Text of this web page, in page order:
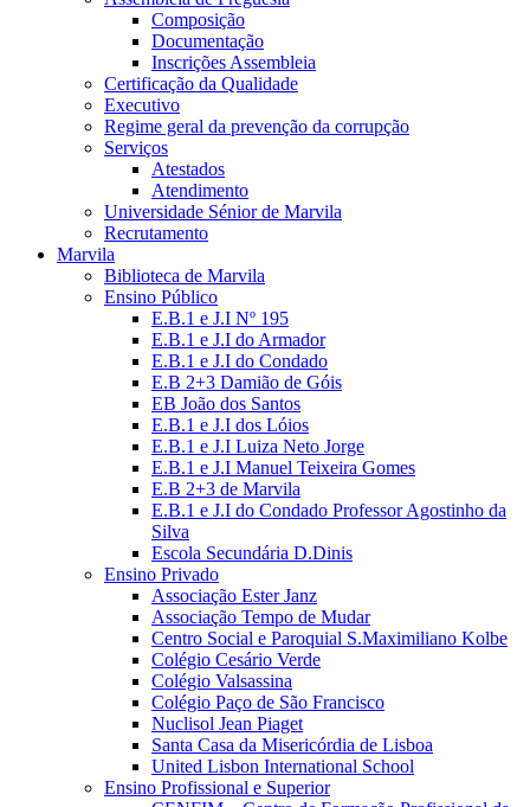
Composição
Documentação
Inscrições Assembleia
Certificação da Qualidade
Executivo
Regime geral da prevenção da corrupção
Serviços
Atestados
Atendimento
Universidade Sénior de Marvila
Recrutamento
Marvila
Biblioteca de Marvila
Ensino Público
E.B.1 e J.I Nº 195
E.B.1 e J.I do Armador
E.B.1 e J.I do Condado
E.B 2+3 Damião de Góis
EB João dos Santos
E.B.1 e J.I dos Lóios
E.B.1 e J.I Luiza Neto Jorge
E.B.1 e J.I Manuel Teixeira Gomes
E.B 2+3 de Marvila
E.B.1 e J.I do Condado Professor Agostinho da
Silva
Escola Secundária D.Dinis
Ensino Privado
Associação Ester Janz
Associação Tempo de Mudar
Centro Social e Paroquial S.Maximiliano Kolbe
Colégio Cesário Verde
Colégio Valsassina
Colégio Paço de São Francisco
Nuclisol Jean Piaget
Santa Casa da Misericórdia de Lisboa
United Lisbon International School
Ensino Profissional e Superior